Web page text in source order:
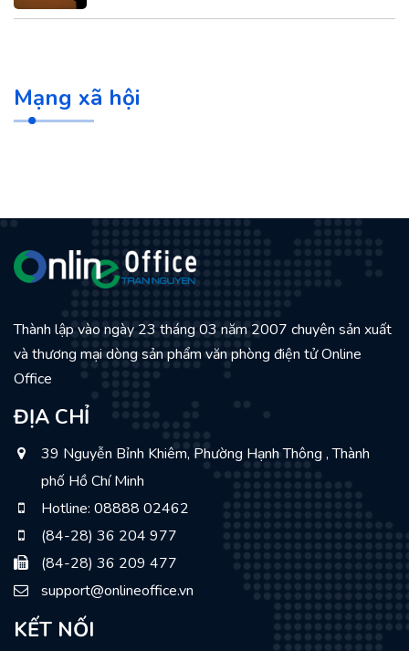
Mạng xã hội
Thành lập vào ngày 23 tháng 03 năm 2007 chuyên sản xuất
và thương mại dòng sản phẩm văn phòng điện tử Online
Office
ĐỊA CHỈ
39 Nguyễn Bỉnh Khiêm, Phường Hạnh Thông , Thành
phố Hồ Chí Minh
Hotline: 08888 02462
(84-28) 36 204 977
(84-28) 36 209 477
support@onlineoffice.vn
KẾT NỐI